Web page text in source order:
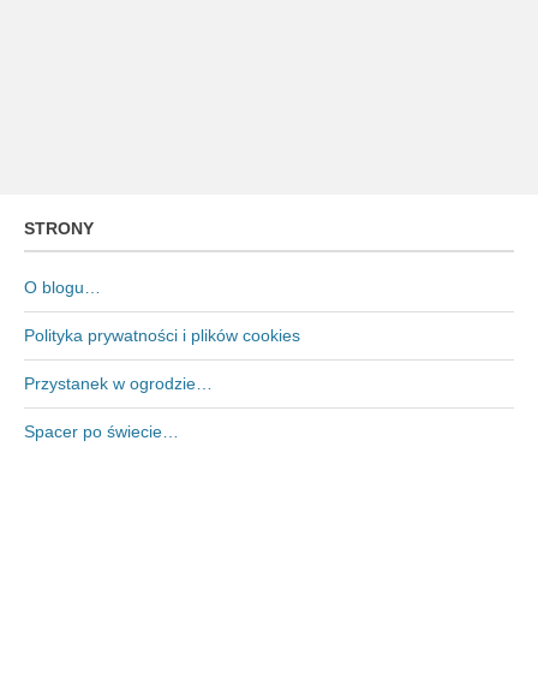
STRONY
O blogu…
Polityka prywatności i plików cookies
Przystanek w ogrodzie…
Spacer po świecie…